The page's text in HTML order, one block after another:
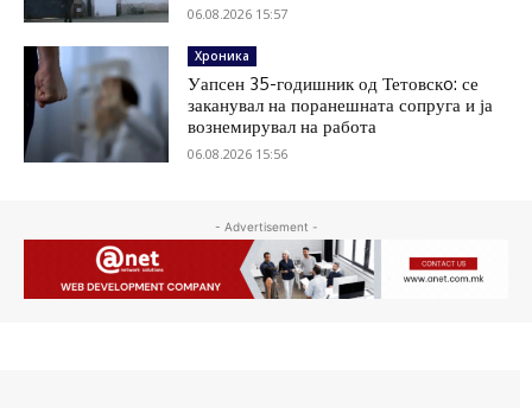
06.08.2026 15:57
Хроника
Уапсен 35-годишник од Тетовскo: се
заканувал на поранешната сопруга и ја
вознемирувал на работа
06.08.2026 15:56
- Advertisement -